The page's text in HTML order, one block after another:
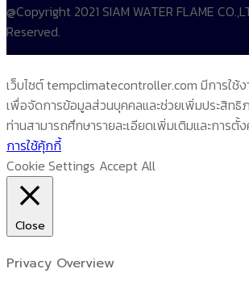
@Copyright 2021 SIAM WATER FLAME
Reserved.
เว็บไซต์ tempclimatecontroller.com มีการใช้
เพื่อจัดการข้อมูลส่วนบุคคลและช่วยเพิ่มประสิทธิ
ท่านสามารถศึกษารายละเอียดเพิ่มเติมและการตั้
การใช้คุ้กกี้
Cookie Settings Accept All
Close
Privacy Overview